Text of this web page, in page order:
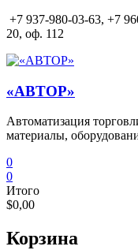
Перейти
к
+7 937-980-03-63, +7
20, оф. 112
«АВТОР»
Автоматизация
материалы,
0
0
Итого
$0,00
Корзина